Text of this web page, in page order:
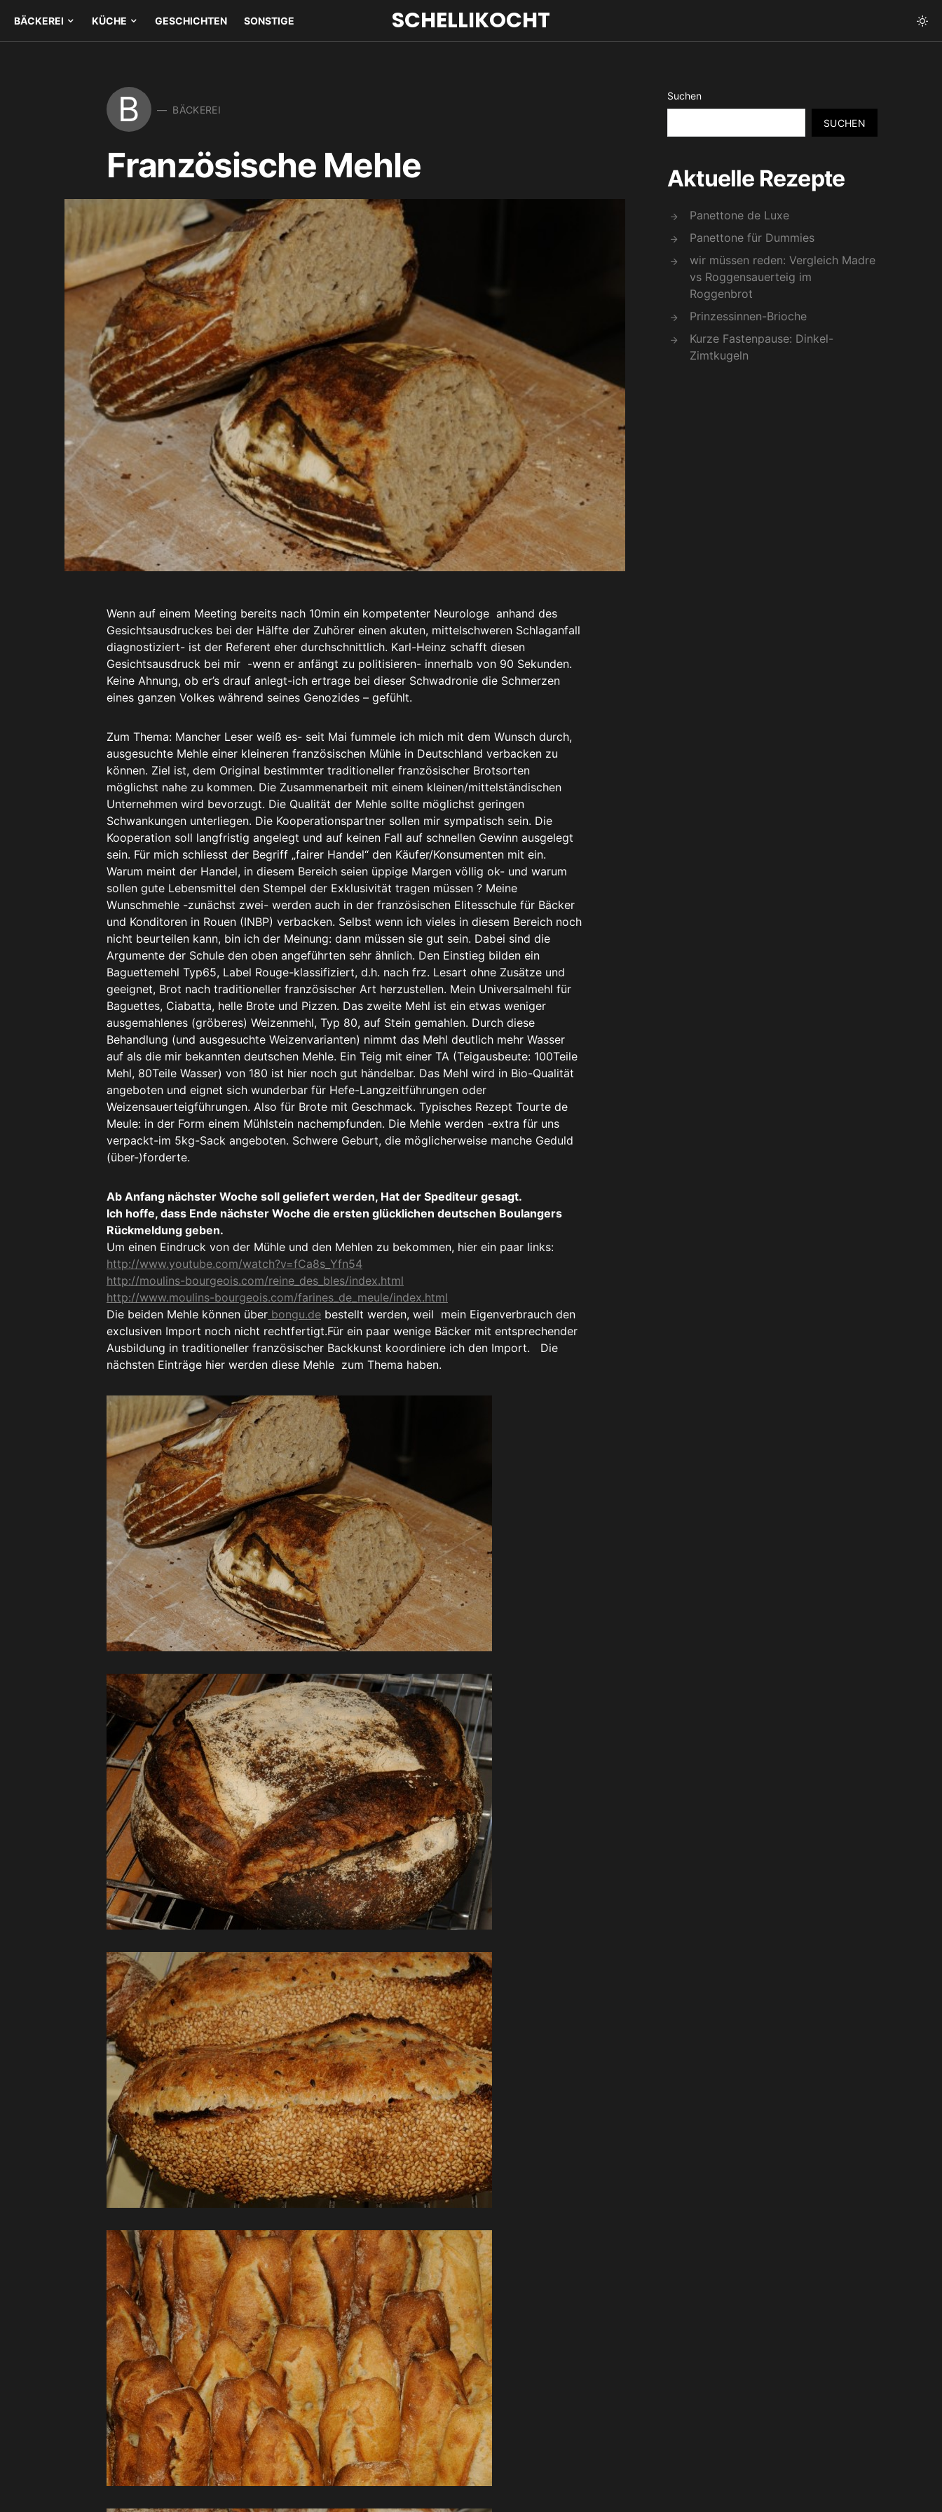
BÄCKEREI KÜCHE GESCHICHTEN SONSTIGE SCHELLIKOCHT
B BÄCKEREI
Französische Mehle
Wenn auf einem Meeting bereits nach 10min ein kompetenter Neurologe anhand des
Gesichtsausdruckes bei der Hälfte der Zuhörer einen akuten, mittelschweren Schlaganfall
diagnostiziert- ist der Referent eher durchschnittlich. Karl-Heinz schafft diesen
Gesichtsausdruck bei mir -wenn er anfängt zu politisieren- innerhalb von 90 Sekunden.
Keine Ahnung, ob er’s drauf anlegt-ich ertrage bei dieser Schwadronie die Schmerzen
eines ganzen Volkes während seines Genozides – gefühlt.
Zum Thema: Mancher Leser weiß es- seit Mai fummele ich mich mit dem Wunsch durch,
ausgesuchte Mehle einer kleineren französischen Mühle in Deutschland verbacken zu
können. Ziel ist, dem Original bestimmter traditioneller französischer Brotsorten
möglichst nahe zu kommen. Die Zusammenarbeit mit einem kleinen/mittelständischen
Unternehmen wird bevorzugt. Die Qualität der Mehle sollte möglichst geringen
Schwankungen unterliegen. Die Kooperationspartner sollen mir sympatisch sein. Die
Kooperation soll langfristig angelegt und auf keinen Fall auf schnellen Gewinn ausgelegt
sein. Für mich schliesst der Begriff „fairer Handel“ den Käufer/Konsumenten mit ein.
Warum meint der Handel, in diesem Bereich seien üppige Margen völlig ok- und warum
sollen gute Lebensmittel den Stempel der Exklusivität tragen müssen ? Meine
Wunschmehle -zunächst zwei- werden auch in der französischen Elitesschule für Bäcker
und Konditoren in Rouen (INBP) verbacken. Selbst wenn ich vieles in diesem Bereich noch
nicht beurteilen kann, bin ich der Meinung: dann müssen sie gut sein. Dabei sind die
Argumente der Schule den oben angeführten sehr ähnlich. Den Einstieg bilden ein
Baguettemehl Typ65, Label Rouge-klassifiziert, d.h. nach frz. Lesart ohne Zusätze und
geeignet, Brot nach traditioneller französischer Art herzustellen. Mein Universalmehl für
Baguettes, Ciabatta, helle Brote und Pizzen. Das zweite Mehl ist ein etwas weniger
ausgemahlenes (gröberes) Weizenmehl, Typ 80, auf Stein gemahlen. Durch diese
Behandlung (und ausgesuchte Weizenvarianten) nimmt das Mehl deutlich mehr Wasser
auf als die mir bekannten deutschen Mehle. Ein Teig mit einer TA (Teigausbeute: 100Teile
Mehl, 80Teile Wasser) von 180 ist hier noch gut händelbar. Das Mehl wird in Bio-Qualität
angeboten und eignet sich wunderbar für Hefe-Langzeitführungen oder
Weizensauerteigführungen. Also für Brote mit Geschmack. Typisches Rezept Tourte de
Meule: in der Form einem Mühlstein nachempfunden. Die Mehle werden -extra für uns
verpackt-im 5kg-Sack angeboten. Schwere Geburt, die möglicherweise manche Geduld
(über-)forderte.
Ab Anfang nächster Woche soll geliefert werden, Hat der Spediteur gesagt.
Ich hoffe, dass Ende nächster Woche die ersten glücklichen deutschen Boulangers
Rückmeldung geben.
Um einen Eindruck von der Mühle und den Mehlen zu bekommen, hier ein paar links:
http://www.youtube.com/watch?v=fCa8s_Yfn54
http://moulins-bourgeois.com/reine_des_bles/index.html
http://www.moulins-bourgeois.com/farines_de_meule/index.html
Die beiden Mehle können über bongu.de bestellt werden, weil mein Eigenverbrauch den
exclusiven Import noch nicht rechtfertigt.Für ein paar wenige Bäcker mit entsprechender
Ausbildung in traditioneller französischer Backkunst koordiniere ich den Import. Die
nächsten Einträge hier werden diese Mehle zum Thema haben.
Suchen
SUCHEN
Aktuelle Rezepte
Panettone de Luxe
Panettone für Dummies
wir müssen reden: Vergleich Madre
vs Roggensauerteig im
Roggenbrot
Prinzessinnen-Brioche
Kurze Fastenpause: Dinkel-
Zimtkugeln